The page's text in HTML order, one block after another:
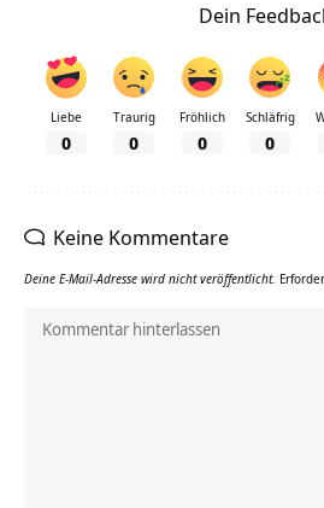
Dein
Liebe
0
Traurig
0
Fröhlich
0
Schläfrig
0
Keine Kommentare
Deine E-Mail-Adresse wird nicht veröffentlicht.